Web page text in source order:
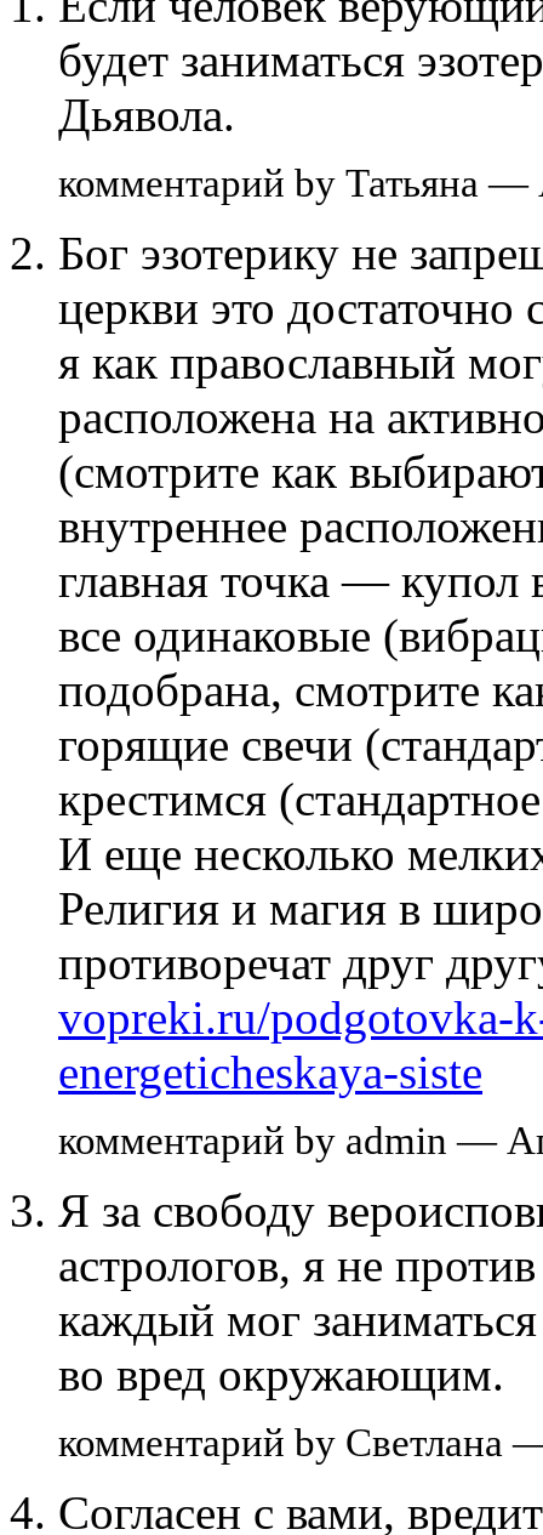
будет заниматься
Дьявола.
комментарий by Татьяна
Бог эзотерику не
церкви это
я как православный
расположена на
(смотрите как
внутреннее
главная точка —
все одинаковые
подобрана, смотрите
горящие свечи
крестимся
И еще несколько
Религия и магия в
противоречат друг
vopreki.ru/podgotovka-
energeticheskaya-siste
комментарий by admin —
Я за свободу
астрологов, я не
каждый мог
во вред окружающим.
комментарий by Светлана
Согласен с вами,